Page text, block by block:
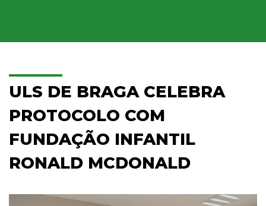
ULS DE BRAGA CELEBRA
PROTOCOLO COM
FUNDAÇÃO INFANTIL
RONALD MCDONALD